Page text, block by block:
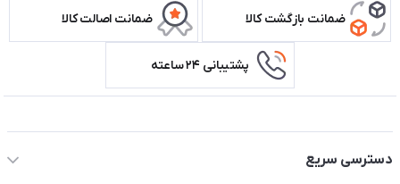
ضمانت بازگشت کالا ضمانت اصالت کالا
پشتیبانی ۲۴ ساعته
دسترسی سریع